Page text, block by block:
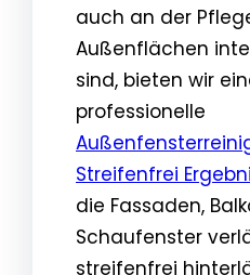
auch an der
Außenflächen
sind, bieten wir
professionelle
Streifenfrei
die Fassaden,
Schaufenster
streifenfrei